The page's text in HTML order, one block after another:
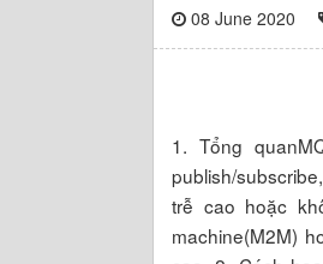
08 June 2020
1. Tổng
publish/
trễ cao hoặc
machine(M2M)